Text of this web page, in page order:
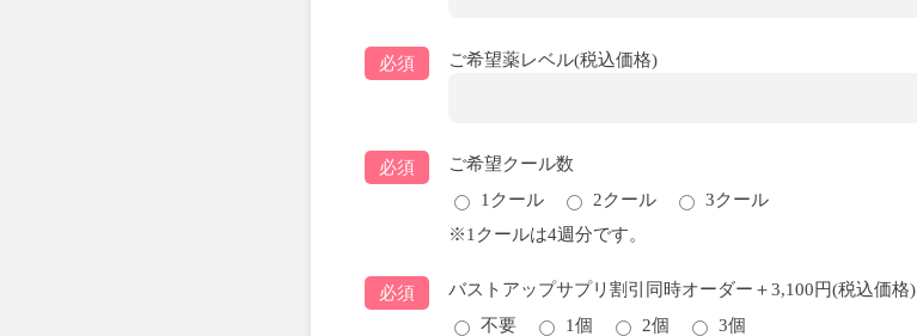
必須 ご希望薬レベル(税込価格)
必須
ご希望クール数
1クール
2クール
3クール
※1クールは4週分です。
必須
バストアップサプリ割引同時オーダー＋3,100円(税込価格)
不要
1個 2個 3個